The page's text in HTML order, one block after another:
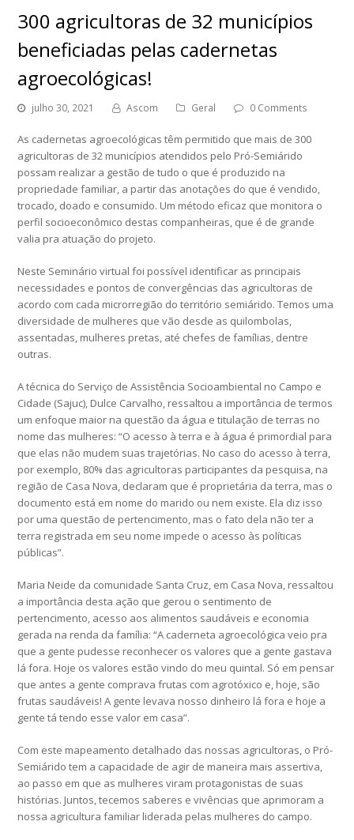
300 agricultoras de 32 municípios
beneficiadas pelas cadernetas
agroecológicas!
julho 30, 2021 Ascom Geral 0 Comments
As cadernetas agroecológicas têm permitido que mais de 300
agricultoras de 32 municípios atendidos pelo Pró-Semiárido
possam realizar a gestão de tudo o que é produzido na
propriedade familiar, a partir das anotações do que é vendido,
trocado, doado e consumido. Um método eficaz que monitora o
perfil socioeconômico destas companheiras, que é de grande
valia pra atuação do projeto.
Neste Seminário virtual foi possível identificar as principais
necessidades e pontos de convergências das agricultoras de
acordo com cada microrregião do território semiárido. Temos uma
diversidade de mulheres que vão desde as quilombolas,
assentadas, mulheres pretas, até chefes de famílias, dentre
outras.
A técnica do Serviço de Assistência Socioambiental no Campo e
Cidade (Sajuc), Dulce Carvalho, ressaltou a importância de termos
um enfoque maior na questão da água e titulação de terras no
nome das mulheres: “O acesso à terra e à água é primordial para
que elas não mudem suas trajetórias. No caso do acesso à terra,
por exemplo, 80% das agricultoras participantes da pesquisa, na
região de Casa Nova, declaram que é proprietária da terra, mas o
documento está em nome do marido ou nem existe. Ela diz isso
por uma questão de pertencimento, mas o fato dela não ter a
terra registrada em seu nome impede o acesso às políticas
públicas”.
Maria Neide da comunidade Santa Cruz, em Casa Nova, ressaltou
a importância desta ação que gerou o sentimento de
pertencimento, acesso aos alimentos saudáveis e economia
gerada na renda da família: “A caderneta agroecológica veio pra
que a gente pudesse reconhecer os valores que a gente gastava
lá fora. Hoje os valores estão vindo do meu quintal. Só em pensar
que antes a gente comprava frutas com agrotóxico e, hoje, são
frutas saudáveis! A gente levava nosso dinheiro lá fora e hoje a
gente tá tendo esse valor em casa”.
Com este mapeamento detalhado das nossas agricultoras, o Pró-
Semiárido tem a capacidade de agir de maneira mais assertiva,
ao passo em que as mulheres viram protagonistas de suas
histórias. Juntos, tecemos saberes e vivências que aprimoram a
nossa agricultura familiar liderada pelas mulheres do campo.